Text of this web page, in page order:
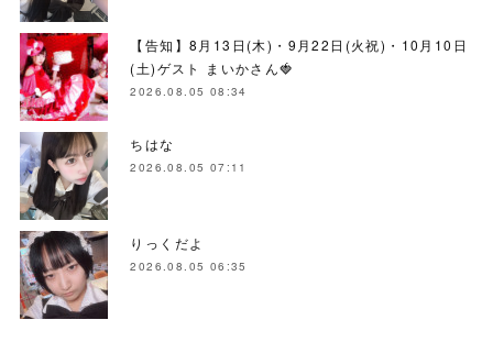
【告知】8月13日(木)・9月22日(火祝)・10月10日
(土)ゲスト まいかさん🍓
2026.08.05 08:34
ちはな
2026.08.05 07:11
りっくだよ
2026.08.05 06:35